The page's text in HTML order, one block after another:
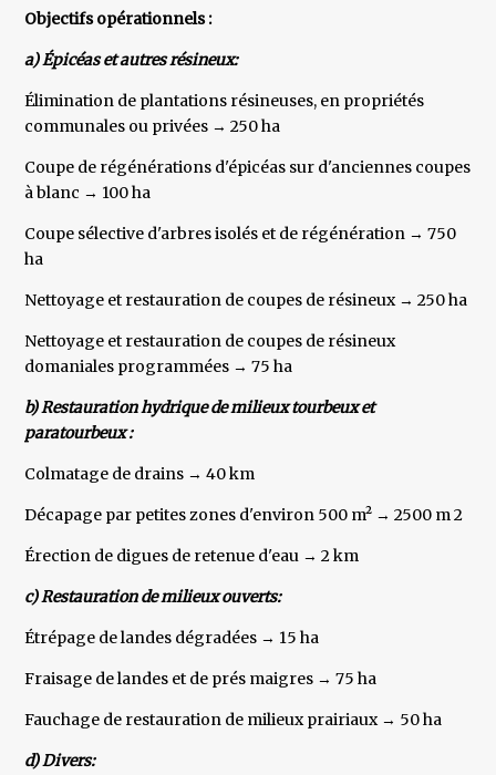
Objectifs opérationnels :
a) Épicéas et autres résineux:
Élimination de plantations résineuses, en propriétés
communales ou privées → 250 ha
Coupe de régénérations d'épicéas sur d'anciennes coupes
à blanc → 100 ha
Coupe sélective d'arbres isolés et de régénération → 750
ha
Nettoyage et restauration de coupes de résineux → 250 ha
Nettoyage et restauration de coupes de résineux
domaniales programmées → 75 ha
b) Restauration hydrique de milieux tourbeux et
paratourbeux :
Colmatage de drains → 40 km
Décapage par petites zones d'environ 500 m² → 2500 m 2
Érection de digues de retenue d'eau → 2 km
c) Restauration de milieux ouverts:
Étrépage de landes dégradées → 15 ha
Fraisage de landes et de prés maigres → 75 ha
Fauchage de restauration de milieux prairiaux → 50 ha
d) Divers: